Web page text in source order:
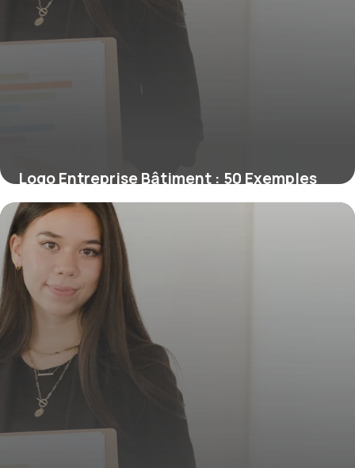
Logo Entreprise Bâtiment : 50 Exemples
2026
25 mai 2026